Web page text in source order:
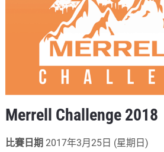
Merrell Challenge 2018
比賽日期 2017年3月25日 (星期日)